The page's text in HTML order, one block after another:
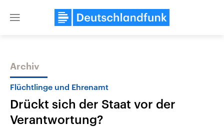
Close
Themen
Archiv
Flüchtlinge und Ehrenamt
Drückt sich der Staat vor der
Verantwortung?